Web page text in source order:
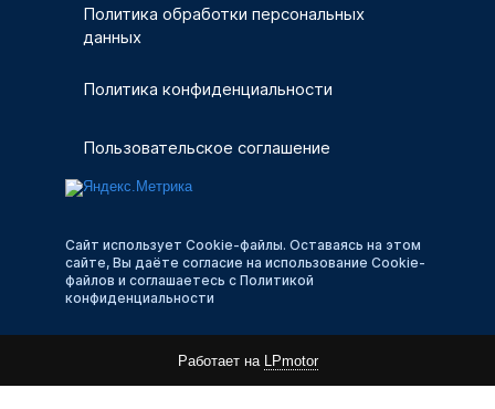
Политика обработки персональных
данных
Политика конфиденциальности
Пользовательское соглашение
Сайт использует Cookie-файлы. Оставаясь на этом
сайте, Вы даёте согласие на использование Cookie-
файлов и соглашаетесь с Политикой
конфиденциальности
Работает на LPmotor